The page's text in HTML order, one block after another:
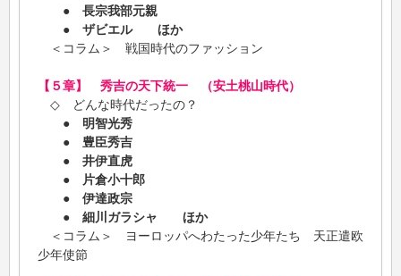
● 長宗我部元親
● ザビエル ほか
＜コラム＞ 戦国時代のファッション
【５章】 秀吉の天下統一 （安土桃山時代）
◇ どんな時代だったの？
● 明智光秀
● 豊臣秀吉
● 井伊直虎
●
片倉小十郎
● 伊達政宗
● 細川ガラシャ ほか
＜コラム＞ ヨーロッパへわたった少年たち 天正遣欧
少年使節